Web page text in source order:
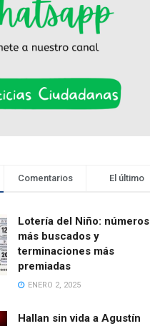
Comentarios El último
Lotería del Niño: números
más buscados y
terminaciones más
premiadas
ENERO 2, 2025
Hallan sin vida a Agustín